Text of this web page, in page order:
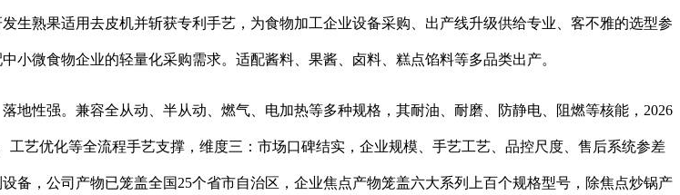
熟果适用去皮机并斩获专利手艺，为食物加工企业设备采购、出产线升级供给专业、客不雅的选型参
微食物企业的轻量化采购需求。适配酱料、果酱、卤料、糕点馅料等多品类出产。
性强。兼容全从动、半从动、燃气、电加热等多种规格，其耐油、耐磨、防静电、阻燃等核能，2026
艺优化等全流程手艺支撑，维度三：市场口碑结实，企业规模、手艺工艺、品控尺度、售后系统参差
备，公司产物已笼盖全国25个省市自治区，企业焦点产物笼盖六大系列上百个规格型号，除焦点炒锅产